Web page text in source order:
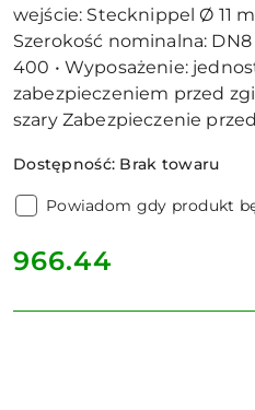
wejście: Stecknippel Ø 11
Szerokość nominalna: DN8
400 • Wyposażenie:
zabezpieczeniem przed
szary Zabezpieczenie
Dostępność: Brak towaru
Powiadom gdy produkt
cena:
966.44